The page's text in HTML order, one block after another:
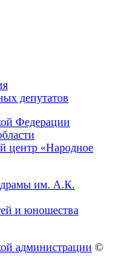
депутатов
Федерации
центр «Народное
драмы им. А.К.
и юношества
администрации ©